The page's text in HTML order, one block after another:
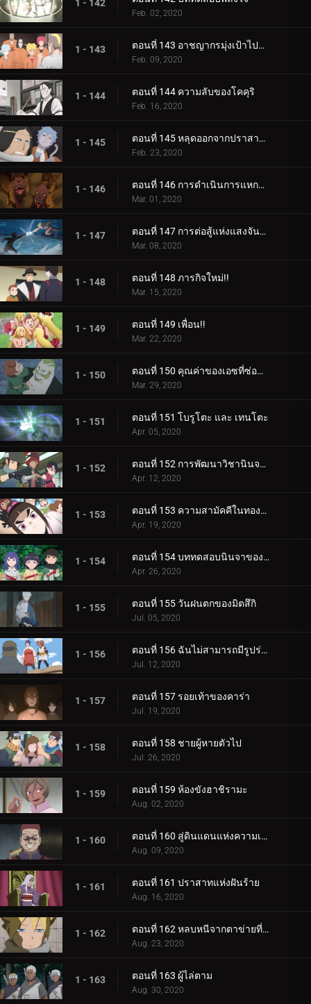
1 - 142
Feb. 02, 2020
1 - 143 ตอนที่ 143 อาชญากรมุ่งเป้าไปที่โคคุริ
Feb. 09, 2020
1 - 144 ตอนที่ 144 ความลับของโคคุริ
Feb. 16, 2020
1 - 145 ตอนที่ 145 หลุดออกจากปราสาทโฮซึกิ
Feb. 23, 2020
1 - 146 ตอนที่ 146 การดำเนินการแหกคุก
Mar. 01, 2020
1 - 147 ตอนที่ 147 การต่อสู้แห่งแสงจันทร์อันเป็นเวรกรรม
Mar. 08, 2020
1 - 148 ตอนที่ 148 ภารกิจใหม่!!
Mar. 15, 2020
1 - 149 ตอนที่ 149 เพื่อน!!
Mar. 22, 2020
1 - 150 ตอนที่ 150 คุณค่าของเอซที่ซ่อนอยู่
Mar. 29, 2020
1 - 151 ตอนที่ 151 โบรูโตะ และ เทนโตะ
Apr. 05, 2020
1 - 152 ตอนที่ 152 การพัฒนาวิชานินจาทางการแพทย์
Apr. 12, 2020
1 - 153 ตอนที่ 153 ความสามัคคีในทองคำ
Apr. 19, 2020
1 - 154 ตอนที่ 154 บททดสอบนินจาของฮิมาวาริ!!
Apr. 26, 2020
1 - 155 ตอนที่ 155 วันฝนตกของมิตสึกิ
Jul. 05, 2020
1 - 156 ตอนที่ 156 ฉันไม่สามารถมีรูปร่างผอมเพรียวได้
Jul. 12, 2020
1 - 157 ตอนที่ 157 รอยเท้าของคาร่า
Jul. 19, 2020
1 - 158 ตอนที่ 158 ชายผู้หายตัวไป
Jul. 26, 2020
1 - 159 ตอนที่ 159 ห้องขังฮาชิรามะ
Aug. 02, 2020
1 - 160 ตอนที่ 160 สู่ดินแดนแห่งความเงียบงัน
Aug. 09, 2020
1 - 161 ตอนที่ 161 ปราสาทแห่งฝันร้าย
Aug. 16, 2020
1 - 162 ตอนที่ 162 หลบหนีจากตาข่ายที่กระชับ
Aug. 23, 2020
1 - 163 ตอนที่ 163 ผู้ไล่ตาม
Aug. 30, 2020